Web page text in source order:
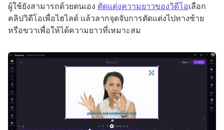
ผู้ใช้ยังสามารถด้วยตนเอง ตัดแต่งความยาวของวิดีโอเลือก
คลิปวิดีโอเพื่อไฮไลต์ แล้วลากจุดจับการตัดแต่งไปทางซ้าย
หรือขวาเพื่อให้ได้ความยาวที่เหมาะสม